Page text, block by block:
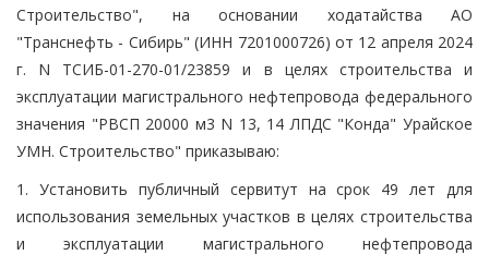
Строительство", на основании ходатайства АО
"Транснефть - Сибирь" (ИНН 7201000726) от 12 апреля 2024
г. N ТСИБ-01-270-01/23859 и в целях строительства и
эксплуатации магистрального нефтепровода федерального
значения "РВСП 20000 м3 N 13, 14 ЛПДС "Конда" Урайское
УМН. Строительство" приказываю:
1. Установить публичный сервитут на срок 49 лет для
использования земельных участков в целях строительства
и эксплуатации магистрального нефтепровода